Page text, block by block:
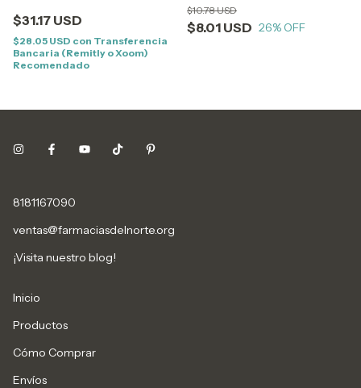
$31.17 USD
$28.05 USD con Transferencia
Bancaria (Remitly o Xoom)
Recomendado
$8.01 USD
$10.78 USD
26% OFF
8181167090
ventas@farmaciasdelnorte.org
¡Visita nuestro blog!
Inicio
Productos
Cómo Comprar
Envíos